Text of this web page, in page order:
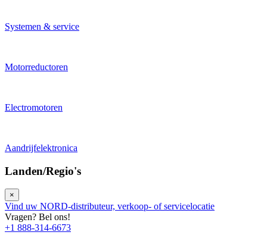
Systemen & service
Motorreductoren
Electromotoren
Aandrijfelektronica
Landen/Regio's
×
Vind uw NORD-distributeur, verkoop- of servicelocatie
Vragen? Bel ons!
+1 888-314-6673